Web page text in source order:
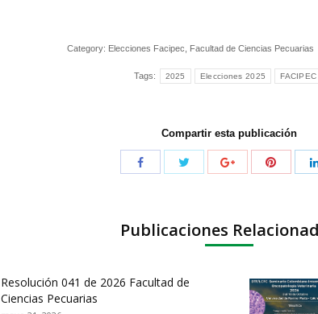
Category: Elecciones Facipec Facultad de Ciencias Pecuarias
Tags: 2025 Elecciones 2025 FACIPEC
Compartir esta publicación
Publicaciones
Resolución 041 de 2026 Facultad de
Ciencias Pecuarias